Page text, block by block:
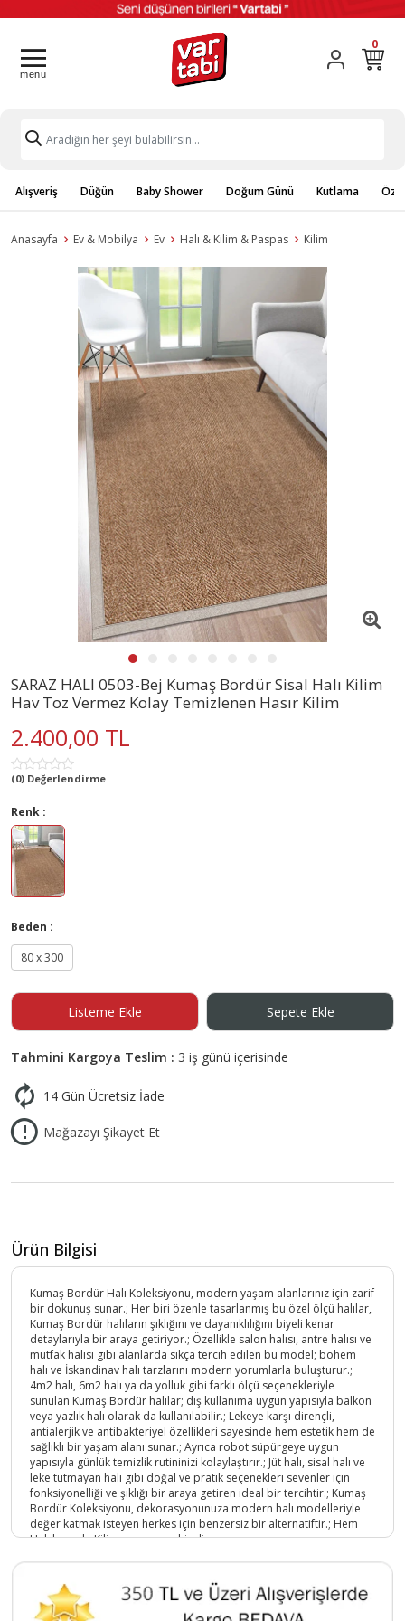
0
Alışveriş Düğün Baby Shower Doğum Günü Kutlama
Anasayfa Ev & Mobilya Ev Halı & Kilim & Paspas Kilim
SARAZ HALI 0503-Bej Kumaş Bordür Sisal Halı Kilim
Hav Toz Vermez Kolay Temizlenen Hasır Kilim
2.400,00 TL
(0) Değerlendirme
Renk :
Beden :
80 x 300
Listeme Ekle Sepete Ekle
Tahmini Kargoya Teslim : 3 iş günü içerisinde
14 Gün Ücretsiz İade
Mağazayı Şikayet Et
Ürün Bilgisi
Kumaş Bordür Halı Koleksiyonu, modern yaşam alanlarınız için zarif
bir dokunuş sunar.; Her biri özenle tasarlanmış bu özel ölçü halılar,
Kumaş Bordür halıların şıklığını ve dayanıklılığını biyeli kenar
detaylarıyla bir araya getiriyor.; Özellikle salon halısı, antre halısı ve
mutfak halısı gibi alanlarda sıkça tercih edilen bu model; bohem
halı ve İskandinav halı tarzlarını modern yorumlarla buluşturur.;
4m2 halı, 6m2 halı ya da yolluk gibi farklı ölçü seçenekleriyle
sunulan Kumaş Bordür halılar; dış kullanıma uygun yapısıyla balkon
veya yazlık halı olarak da kullanılabilir.; Lekeye karşı dirençli,
antialerjik ve antibakteriyel özellikleri sayesinde hem estetik hem de
sağlıklı bir yaşam alanı sunar.; Ayrıca robot süpürgeye uygun
yapısıyla günlük temizlik rutininizi kolaylaştırır.; Jüt halı, sisal halı ve
leke tutmayan halı gibi doğal ve pratik seçenekleri sevenler için
fonksiyonelliği ve şıklığı bir araya getiren ideal bir tercihtir.; Kumaş
Bordür Koleksiyonu, dekorasyonunuza modern halı modelleriyle
değer katmak isteyen herkes için benzersiz bir alternatiftir.; Hem
Halı hem de Kilim yapısına sahipdir.